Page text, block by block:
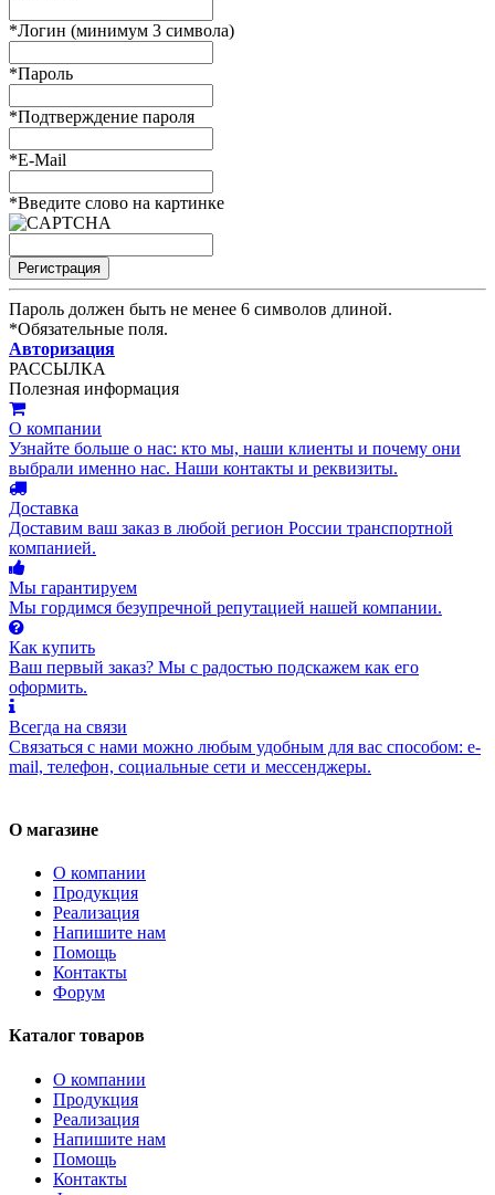
*Логин (минимум 3 символа)
*Пароль
*Подтверждение пароля
*E-Mail
*Введите слово на картинке
Пароль должен быть не менее 6 символов длиной.
*Обязательные поля.
Авторизация
РАССЫЛКА
Полезная информация
О компании
Узнайте больше о нас: кто мы, наши клиенты и почему они
выбрали именно нас. Наши контакты и реквизиты.
Доставка
Доставим ваш заказ в любой регион России транспортной
компанией.
Мы гарантируем
Мы гордимся безупречной репутацией нашей компании.
Как купить
Ваш первый заказ? Мы с радостью подскажем как его
оформить.
Всегда на связи
Связаться с нами можно любым удобным для вас способом: e-
mail, телефон, социальные сети и мессенджеры.
О магазине
О компании
Продукция
Реализация
Напишите нам
Помощь
Контакты
Форум
Каталог товаров
О компании
Продукция
Реализация
Напишите нам
Помощь
Контакты